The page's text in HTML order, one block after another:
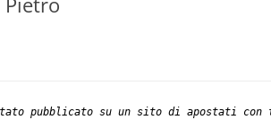
pubblicato su un sito di apostati con